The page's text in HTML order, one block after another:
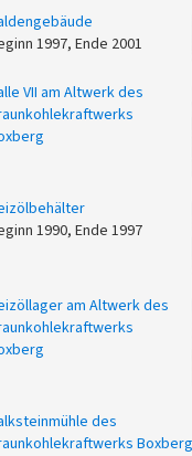
1997, Ende 2001
VII am Altwerk des
1990, Ende 1997
am Altwerk des
des
Boxberg